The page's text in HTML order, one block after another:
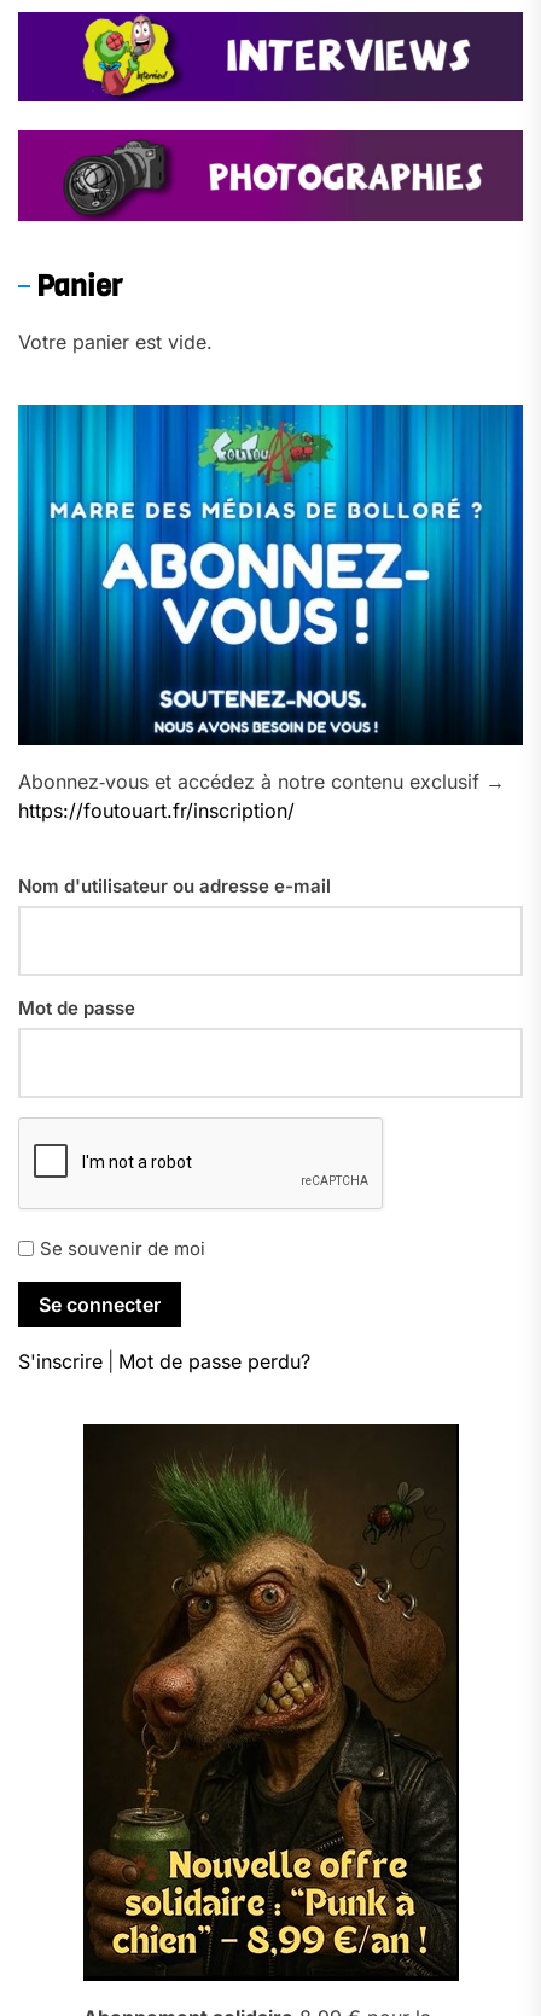
Panier
Votre panier est vide.
Abonnez‑vous et accédez à notre contenu exclusif →
https://foutouart.fr/inscription/
Nom d'utilisateur ou adresse e-mail
Mot de passe
Se souvenir de moi
S'inscrire Mot de passe perdu?